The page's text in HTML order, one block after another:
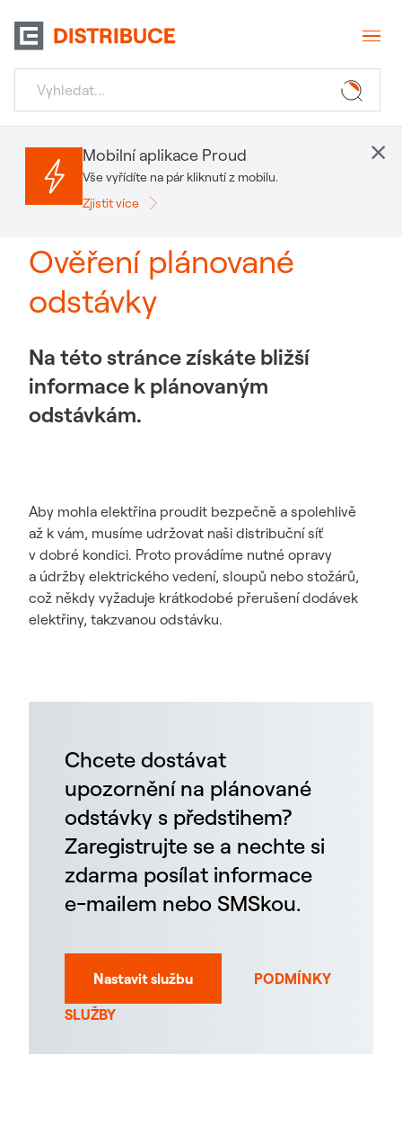
Ověření plánované
odstávky
Na této stránce získáte bližší
informace k plánovaným
odstávkám.
Aby mohla elektřina proudit bezpečně a spolehlivě
až k vám, musíme udržovat naši distribuční síť
v dobré kondici. Proto provádíme nutné opravy
a údržby elektrického vedení, sloupů nebo stožárů,
což někdy vyžaduje krátkodobé přerušení dodávek
elektřiny, takzvanou odstávku.
Mobilní aplikace Proud
Vše vyřídíte na pár kliknutí z mobilu.
Zjistit více
×
Chcete dostávat
upozornění na plánované
odstávky s předstihem?
Zaregistrujte se a nechte si
zdarma posílat informace
e-mailem nebo SMSkou.
Nastavit službu
PODMÍNKY
SLUŽBY